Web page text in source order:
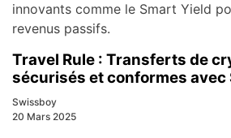
innovants comme le Smart Yield
revenus passifs.
Travel Rule : Transferts de
sécurisés et conformes avec
Swissboy
20 Mars 2025